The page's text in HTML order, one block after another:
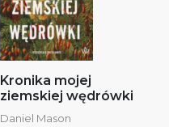
Kronika mojej
ziemskiej wędrówki
Daniel Mason